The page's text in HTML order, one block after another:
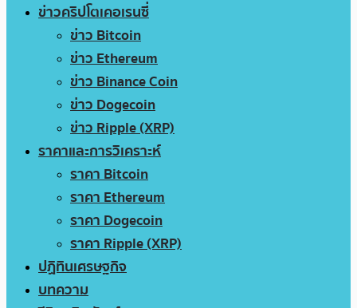
ข่าวคริปโตเคอเรนซี่
ข่าว Bitcoin
ข่าว Ethereum
ข่าว Binance Coin
ข่าว Dogecoin
ข่าว Ripple (XRP)
ราคาและการวิเคราะห์
ราคา Bitcoin
ราคา Ethereum
ราคา Dogecoin
ราคา Ripple (XRP)
ปฏิทินเศรษฐกิจ
บทความ